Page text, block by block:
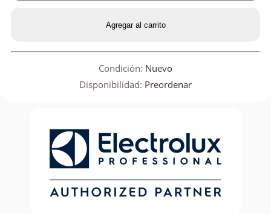
Agregar al carrito
Condición: Nuevo
Disponibilidad: Preordenar